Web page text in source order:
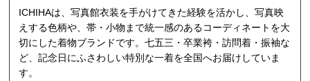
ICHIHAは、写真館衣装を手がけてきた経験を活かし、写真映
えする色柄や、帯・小物まで統一感のあるコーディネートを大
切にした着物ブランドです。七五三・卒業袴・訪問着・振袖な
ど、記念日にふさわしい特別な一着を全国へお届けしていま
す。